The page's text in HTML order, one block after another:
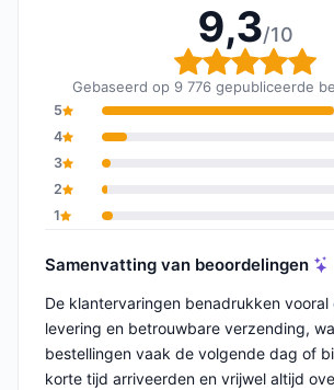
9,3/10
Algemene
Gebaseerd op 9 776 gepubliceerde
5
4
3
2
1
Samenvatting van beoordelingen
De klantervaringen benadrukken vooral
levering en betrouwbare verzending,
bestellingen vaak de volgende dag of
korte tijd arriveerden en vrijwel altijd